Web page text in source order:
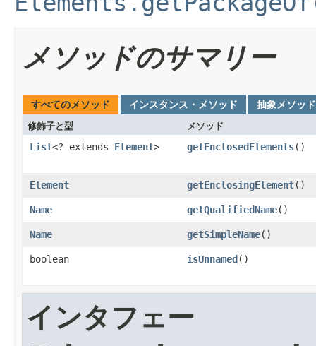
メソッドのサマリー
すべてのメソッド インスタンス・メソッド 抽象メソッド
修飾子と型 メソッド
List<? extends Element> getEnclosedElements()
Element getEnclosingElement()
Name getQualifiedName()
Name getSimpleName()
boolean isUnnamed()
インタフェー